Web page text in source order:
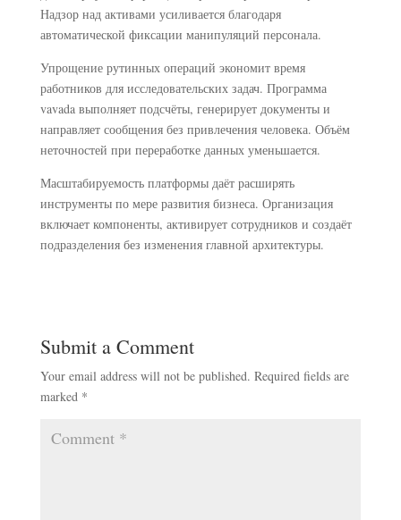
Надзор над активами усиливается благодаря
автоматической фиксации манипуляций персонала.
Упрощение рутинных операций экономит время
работников для исследовательских задач. Программа
vavada выполняет подсчёты, генерирует документы и
направляет сообщения без привлечения человека. Объём
неточностей при переработке данных уменьшается.
Масштабируемость платформы даёт расширять
инструменты по мере развития бизнеса. Организация
включает компоненты, активирует сотрудников и создаёт
подразделения без изменения главной архитектуры.
Submit a Comment
Your email address will not be published. Required fields are
marked *